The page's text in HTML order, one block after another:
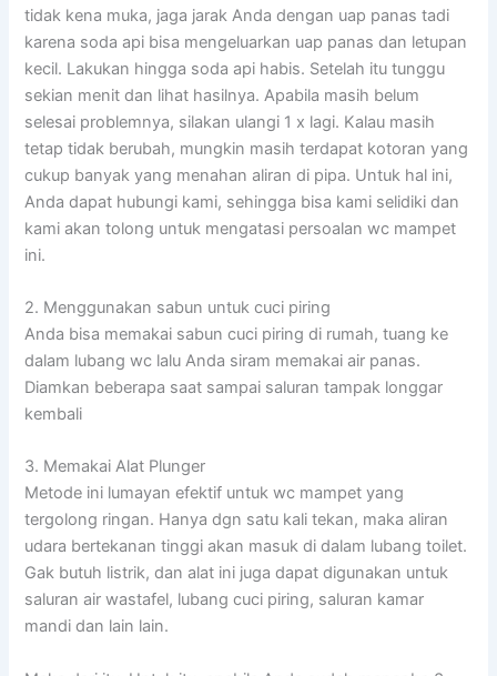
tidak kena muka, jaga jarak Anda dengan uap panas tadi
karena soda api bisa mengeluarkan uap panas dan letupan
kecil. Lakukan hingga soda api habis. Setelah itu tunggu
sekian menit dan lihat hasilnya. Apabila masih belum
selesai problemnya, silakan ulangi 1 x lagi. Kalau masih
tetap tidak berubah, mungkin masih terdapat kotoran yang
cukup banyak yang menahan aliran di pipa. Untuk hal ini,
Anda dapat hubungi kami, sehingga bisa kami selidiki dan
kami akan tolong untuk mengatasi persoalan wc mampet
ini.
2. Menggunakan sabun untuk cuci piring
Anda bisa memakai sabun cuci piring di rumah, tuang ke
dalam lubang wc lalu Anda siram memakai air panas.
Diamkan beberapa saat sampai saluran tampak longgar
kembali
3. Memakai Alat Plunger
Metode ini lumayan efektif untuk wc mampet yang
tergolong ringan. Hanya dgn satu kali tekan, maka aliran
udara bertekanan tinggi akan masuk di dalam lubang toilet.
Gak butuh listrik, dan alat ini juga dapat digunakan untuk
saluran air wastafel, lubang cuci piring, saluran kamar
mandi dan lain lain.